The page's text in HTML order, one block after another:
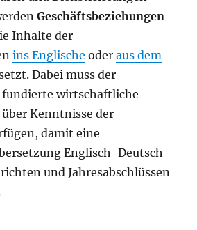
Geschäftsbeziehungen
Inhalte der
ins Englische oderaus dem
Dabei muss der
fundierte wirtschaftliche
Kenntnisse der
damit eine
Englisch-Deutsch
und Jahresabschlüssen